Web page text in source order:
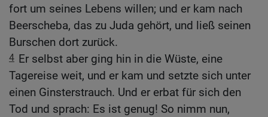
fort um seines Lebens willen; und er kam nach
Beerscheba, das zu Juda gehört, und ließ seinen
Burschen dort zurück.
4 Er selbst aber ging hin in die Wüste, eine
Tagereise weit, und er kam und setzte sich unter
einen Ginsterstrauch. Und er erbat für sich den
Tod und sprach: Es ist genug! So nimm nun,